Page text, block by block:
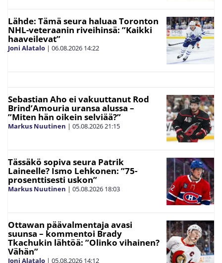
Lähde: Tämä seura haluaa Toronton
NHL-veteraanin riveihinsä: ”Kaikki
haaveilevat”
Joni Alatalo | 06.08.2026 14:22
Sebastian Aho ei vakuuttanut Rod
Brind’Amouria uransa alussa –
”Miten hän oikein selviää?”
Markus Nuutinen | 05.08.202621:15
Tässäkö sopiva seura Patrik
Laineelle? Ismo Lehkonen: ”75-
prosenttisesti uskon”
Markus Nuutinen | 05.08.2026 18:03
Ottawan päävalmentaja avasi
suunsa – kommentoi Brady
Tkachukin lähtöä: ”Olinko vihainen?
Vähän”
Joni Alatalo | 05.08.2026 14:12